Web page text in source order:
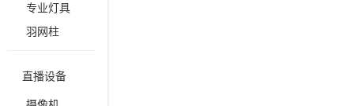
专业灯具
羽网柱
直播设备